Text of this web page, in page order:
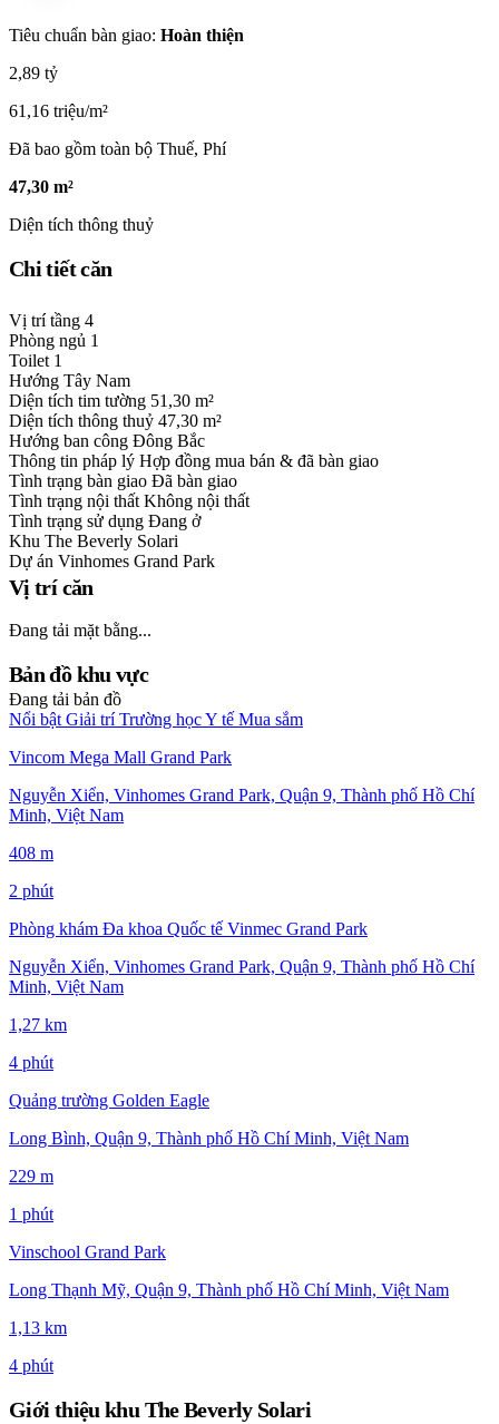
Tiêu chuẩn bàn giao: Hoàn thiện
2,89 tỷ
61,16 triệu/m²
Đã bao gồm toàn bộ Thuế, Phí
47,30 m²
Diện tích thông thuỷ
Chi tiết căn
Vị trí tầng 4
Phòng ngủ 1
Toilet 1
Hướng Tây Nam
Diện tích tim tường 51,30 m²
Diện tích thông thuỷ 47,30 m²
Hướng ban công Đông Bắc
Thông tin pháp lý Hợp đồng mua bán & đã bàn giao
Tình trạng bàn giao Đã bàn giao
Tình trạng nội thất Không nội thất
Tình trạng sử dụng Đang ở
Khu The Beverly Solari
Dự án Vinhomes Grand Park
Vị trí căn
Đang tải mặt bằng...
Bản đồ khu vực
Đang tải bản đồ
Nổi bật Giải trí Trường họcY tế Mua sắm
Vincom Mega Mall Grand Park
Nguyễn Xiển, Vinhomes Grand Park, Quận 9, Thành phố Hồ Chí
Minh, Việt Nam
408 m
2 phút
Phòng khám Đa khoa Quốc tế Vinmec Grand Park
Nguyễn Xiển, Vinhomes Grand Park, Quận 9, Thành phố Hồ Chí
Minh, Việt Nam
1,27 km
4 phút
Quảng trường Golden Eagle
Long Bình, Quận 9, Thành phố Hồ Chí Minh, Việt Nam
229 m
1 phút
Vinschool Grand Park
Long Thạnh Mỹ, Quận 9, Thành phố Hồ Chí Minh, Việt Nam
1,13 km
4 phút
Giới thiệu khu The Beverly Solari